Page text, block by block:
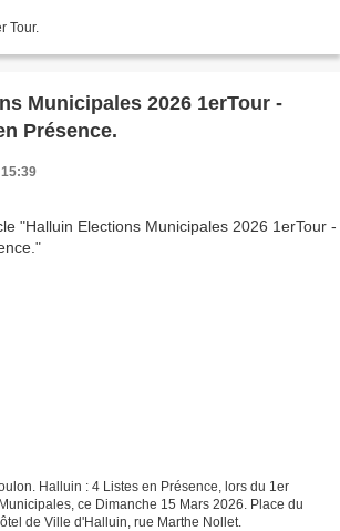
Tour.
Municipales 2026 1erTour -
Présence.
Halluin : 4 Listes en Présence, lors du 1er
ce Dimanche 15 Mars 2026. Place du
de Ville d'Halluin, rue Marthe Nollet.